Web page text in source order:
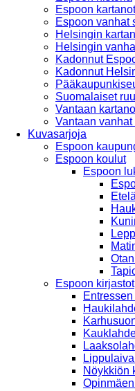
Espoon
Espoon vanhat
Helsingin
Helsingin
Kadonnut
Kadonnut
Suomalaiset
Vantaan
Vantaan vanhat
Kuvasarjoja
Espoon
Espoon koulut
Espoon
Espoon kirjastot
Nöykkiön